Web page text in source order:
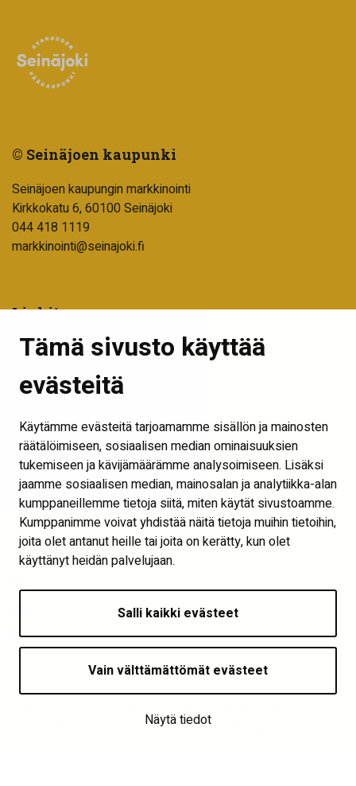
Tämä sivusto käyttää
evästeitä
Käytämme evästeitä tarjoamamme sisällön ja mainosten
räätälöimiseen, sosiaalisen median ominaisuuksien
tukemiseen ja kävijämäärämme analysoimiseen. Lisäksi
jaamme sosiaalisen median, mainosalan ja analytiikka-alan
kumppaneillemme tietoja siitä, miten käytät sivustoamme.
Kumppanimme voivat yhdistää näitä tietoja muihin tietoihin,
joita olet antanut heille tai joita on kerätty, kun olet
käyttänyt heidän palvelujaan.
Salli kaikki evästeet
Vain välttämättömät evästeet
Näytä tiedot
© Seinäjoen kaupunki
Seinäjoen kaupungin markkinointi
Kirkkokatu 6, 60100 Seinäjoki
044 418 1119
markkinointi@seinajoki.fi
Linkit
Tilaa uutiskirje
Seinäjoen kaupunki
Visit Seinäjoki
Näytä evästeasetukset
Seuraa meitä
Saavutettavuusseloste | © Asukkaaksi –